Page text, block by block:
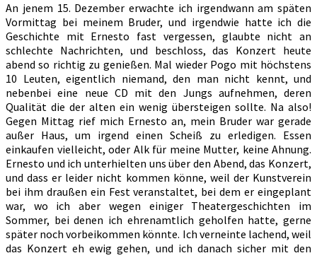
An jenem 15. Dezember erwachte ich irgendwann am späten
Vormittag bei meinem Bruder, und irgendwie hatte ich die
Geschichte mit Ernesto fast vergessen, glaubte nicht an
schlechte Nachrichten, und beschloss, das Konzert heute
abend so richtig zu genießen. Mal wieder Pogo mit höchstens
10 Leuten, eigentlich niemand, den man nicht kennt, und
nebenbei eine neue CD mit den Jungs aufnehmen, deren
Qualität die der alten ein wenig übersteigen sollte. Na also!
Gegen Mittag rief mich Ernesto an, mein Bruder war gerade
außer Haus, um irgend einen Scheiß zu erledigen. Essen
einkaufen vielleicht, oder Alk für meine Mutter, keine Ahnung.
Ernesto und ich unterhielten uns über den Abend, das Konzert,
und dass er leider nicht kommen könne, weil der Kunstverein
bei ihm draußen ein Fest veranstaltet, bei dem er eingeplant
war, wo ich aber wegen einiger Theatergeschichten im
Sommer, bei denen ich ehrenamtlich geholfen hatte, gerne
später noch vorbeikommen könnte. Ich verneinte lachend, weil
das Konzert eh ewig gehen, und ich danach sicher mit den